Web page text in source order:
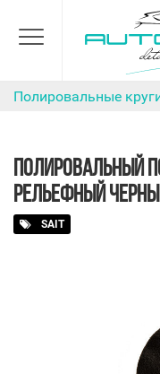
Полировальные
ПОЛИРОВАЛЬНЫЙ
РЕЛЬЕФНЫЙ
SAIT